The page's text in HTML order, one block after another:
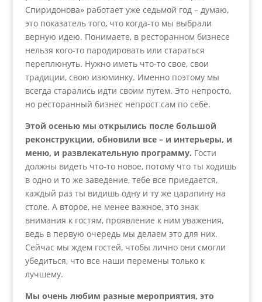
Спиридонова» работает уже седьмой год – думаю,
это показатель того, что когда-то мы выбрали
верную идею. Понимаете, в ресторанном бизнесе
нельзя кого-то пародировать или стараться
переплюнуть. Нужно иметь что-то свое, свои
традиции, свою изюминку. Именно поэтому мы
всегда старались идти своим путем. Это непросто,
но ресторанный бизнес непрост сам по себе.
Этой осенью мы открылись после большой
реконструкции, обновили все – и интерьеры, и
меню, и развлекательную программу. Гости
должны видеть что-то новое, потому что ты ходишь
в одно и то же заведение, тебе все приедается,
каждый раз ты видишь одну и ту же царапину на
столе. А второе, не менее важное, это знак
внимания к гостям, проявление к ним уважения,
ведь в первую очередь мы делаем это для них.
Сейчас мы ждем гостей, чтобы лично они смогли
убедиться, что все наши перемены только к
лучшему.
Мы очень любим разные мероприятия, это